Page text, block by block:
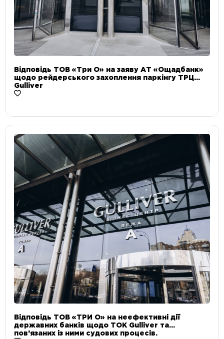
Відповідь ТОВ «Три О» на заяву АТ «Ощадбанк»
щодо рейдерського захоплення паркінгу ТРЦ
Gulliver
Відповідь ТОВ «ТРИ О» на неефективні дії
державних банків щодо ТОК Gulliver та
пов’язаних із ними судових процесів.